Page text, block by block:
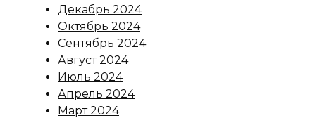
Декабрь 2024
Октябрь 2024
Сентябрь 2024
Август 2024
Июль 2024
Апрель 2024
Март 2024